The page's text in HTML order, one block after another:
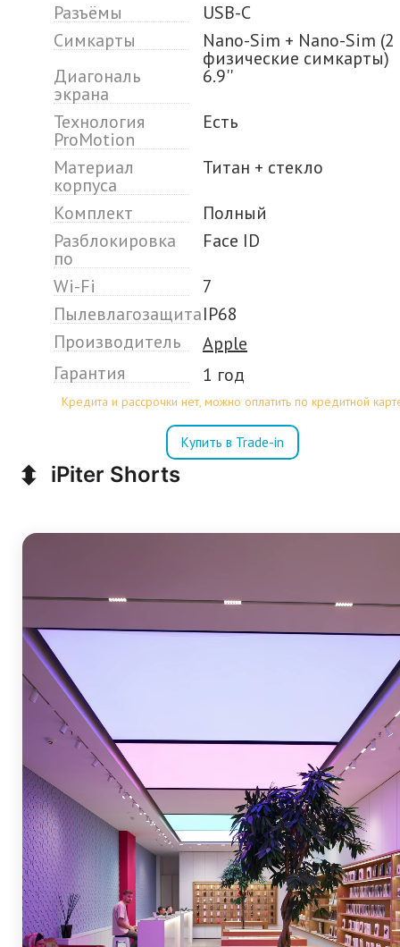
Разъёмы
USB-C
Симкарты
Nano-Sim + Nano-Sim (2
физические симкарты)
Диагональ
экрана
6.9''
Технология
ProMotion
Есть
Материал
корпуса
Титан + стекло
Комплект
Полный
Разблокировка
по
Face ID
Wi-Fi
7
ПылевлагозащитаIP68
Производитель
Apple
Гарантия
1 год
Кредита и рассрочки нет, можно оплатить по кредитной
Купить в Trade-in
⬍ iPiter Shorts